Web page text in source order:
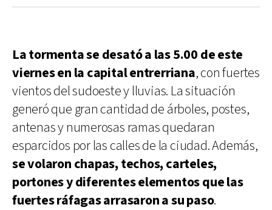
La tormenta se desató a las 5.00 de este
viernes en la capital entrerriana, con fuertes
vientos del sudoeste y lluvias. La situación
generó que gran cantidad de árboles, postes,
antenas y numerosas ramas quedaran
esparcidos por las calles de la ciudad. Además,
se volaron chapas, techos, carteles,
portones y diferentes elementos que las
fuertes ráfagas arrasaron a su paso.